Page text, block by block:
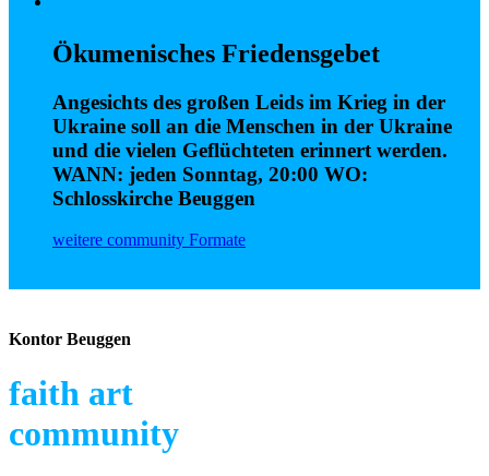
Ökumenisches Friedensgebet
Angesichts des großen Leids im Krieg in der
Ukraine soll an die Menschen in der Ukraine
und die vielen Geflüchteten erinnert werden.
WANN: jeden Sonntag, 20:00 WO:
Schlosskirche Beuggen
weitere community Formate
Kontor Beuggen
faith art
community